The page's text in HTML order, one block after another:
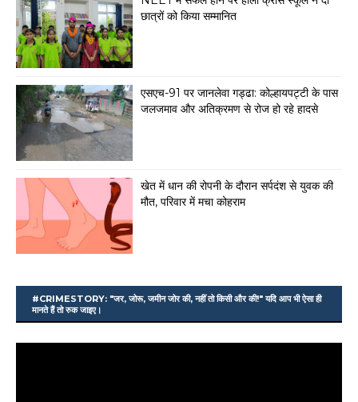
छात्रों को किया सम्मानित
एसएच-91 पर जानलेवा गड्ढा: कोल्हायपट्टी के पास
जलजमाव और अतिक्रमण से रोज हो रहे हादसे
खेत में धान की रोपनी के दौरान सर्पदंश से युवक की
मौत, परिवार में मचा कोहराम
#CRIMESTORY: "जर, जोरू, जमीन जोर की, नहीं तो किसी और की!" यदि आप भी ऐसा ही
मानते हैं तो रुक जाइए।